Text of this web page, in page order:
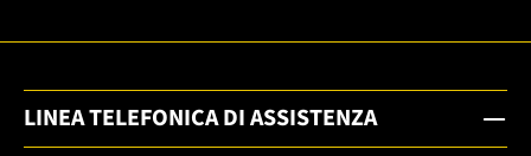
LINEA TELEFONICA DI ASSISTENZA